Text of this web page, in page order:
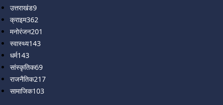
उत्तराखंड9
क्राइम362
मनोरंजन201
स्वास्थ्य143
धर्म143
सांस्कृतिक69
राजनैतिक217
सामाजिक103